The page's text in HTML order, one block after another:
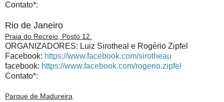
Contato*:
Rio de Janeiro
Praia do Recreio, Posto 12.
ORGANIZADORES: Luiz Sirotheal e Rogério Zipfel
Facebook: https://www.facebook.com/sirotheau
facebook: https://www.facebook.com/rogerio.zipfel
Contato*:
Parque de Madureira